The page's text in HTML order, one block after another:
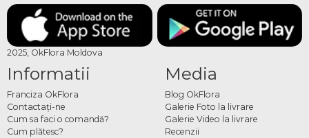
2025, OkFlora Moldova
Informatii
Franciza OkFlora
Contactaţi-ne
Cum sa faci o comandă?
Cum plătesc?
Media
Blog OkFlora
Galerie Foto la livrare
Galerie Video la livrare
Recenzii